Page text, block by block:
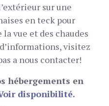
sur une
en teck pour
vue et des chaudes
visitez
a nous contacter!
hébergements en
disponibilité.